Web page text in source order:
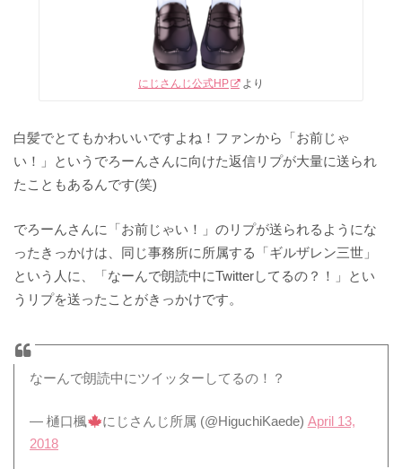
にじさんじ公式HP より
白髪でとてもかわいいですよね！ファンから「お前じゃ
い！」というでろーんさんに向けた返信リプが大量に送られ
たこともあるんです(笑)
でろーんさんに「お前じゃい！」のリプが送られるようにな
ったきっかけは、同じ事務所に所属する「ギルザレン三世」
という人に、「なーんで朗読中にTwitterしてるの？！」とい
うリプを送ったことがきっかけです。
なーんで朗読中にツイッターしてるの！？
— 樋口楓 にじさんじ所属 (@HiguchiKaede) April 13,
2018